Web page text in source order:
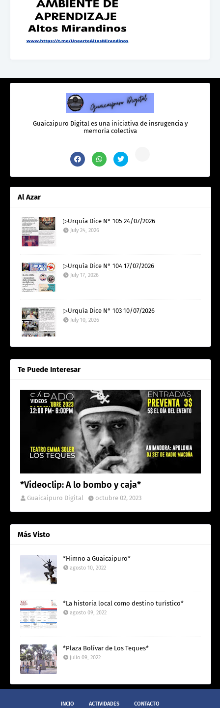
Guaicaipuro Digital es una iniciativa de insrugencia y
memoria colectiva
Al Azar
▷Urquía Dice N° 105 24/07/2026
July 24, 2026
▷Urquía Dice N° 104 17/07/2026
July 17, 2026
▷Urquía Dice N° 103 10/07/2026
July 10, 2026
Te Puede Interesar
VIDEOS
*Videoclip: A lo bombo y caja*
Guaicaipuro Digital octubre 02, 2023
Más Visto
*Himno a Guaicaipuro*
agosto 10, 2022
*La historia local como destino turístico*
agosto 09, 2022
*Plaza Bolívar de Los Teques*
julio 09, 2022
INCIO ACTIVIDADES CONTACTO